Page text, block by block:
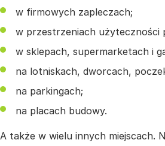
w firmowych zapleczach;
w przestrzeniach użyteczności
w sklepach, supermarketach i
na lotniskach, dworcach,
na parkingach;
na placach budowy.
A także w wielu innych miejscach.